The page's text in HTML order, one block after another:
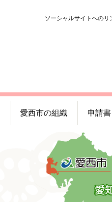
ソーシャルサイトへの
愛西市の組織 申請